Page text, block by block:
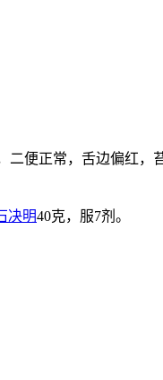
便正常，舌边偏红，
决明40克，服7剂。